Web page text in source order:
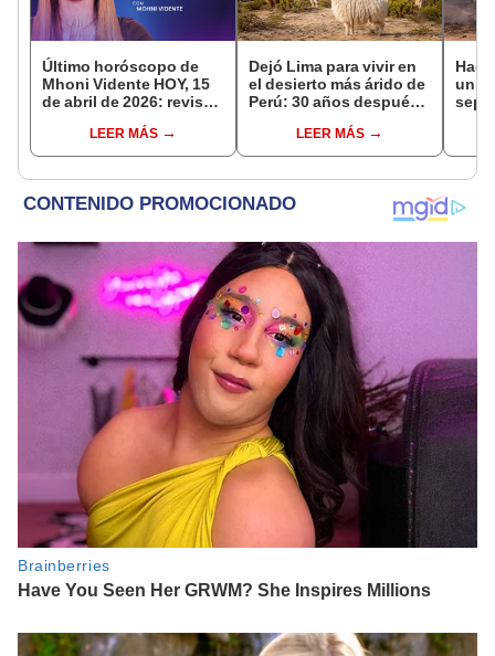
Último horóscopo de
Mhoni Vidente HOY, 15
de abril de 2026: revisa
signo y entérate si te
espera un día
LEER MÁS
Dejó Lima para vivir en
el desierto más árido de
Perú: 30 años después,
creó un sorprendente
ecosistema
LEER MÁS
un